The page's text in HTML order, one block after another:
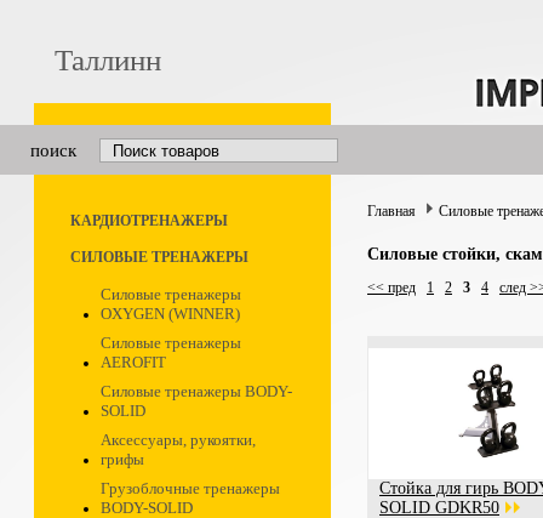
Таллинн
поиск
КАРДИОТРЕНАЖЕРЫ
СИЛОВЫЕ ТРЕНАЖЕРЫ
Силовые тренажеры
OXYGEN (WINNER)
Силовые тренажеры
AEROFIT
Силовые тренажеры BODY-
SOLID
Аксессуары, рукоятки,
грифы
Грузоблочные тренажеры
BODY-SOLID
Главная Силовые
Силовые стойки,
<< пред 1 2 3 4 след
Стойка для гирь
SOLID GDKR50